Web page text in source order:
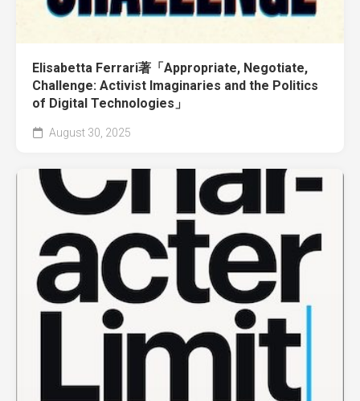
Elisabetta Ferrari著「Appropriate, Negotiate,
Challenge: Activist Imaginaries and the Politics
of Digital Technologies」
August 30, 2025